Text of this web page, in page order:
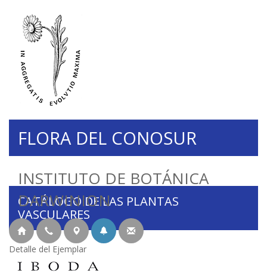
INSTITUTO DE BOTÁNICA
DARWINION
FLORA DEL CONOSUR
CATÁLOGO DE LAS PLANTAS
VASCULARES
Detalle del Ejemplar